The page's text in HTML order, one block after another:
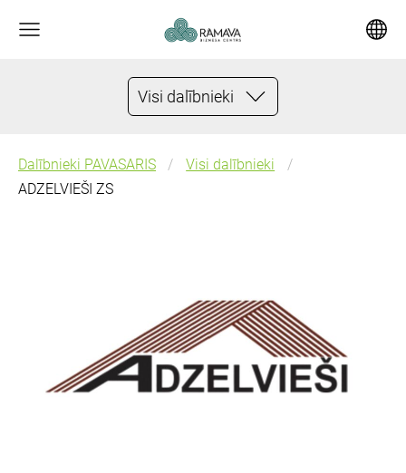
Visi dalībnieki
Dalībnieki PAVASARIS
Visi dalībnieki
ADZELVIEŠI ZS